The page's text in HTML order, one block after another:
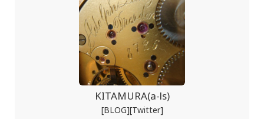
KITAMURA(a-ls)
[BLOG][Twitter]